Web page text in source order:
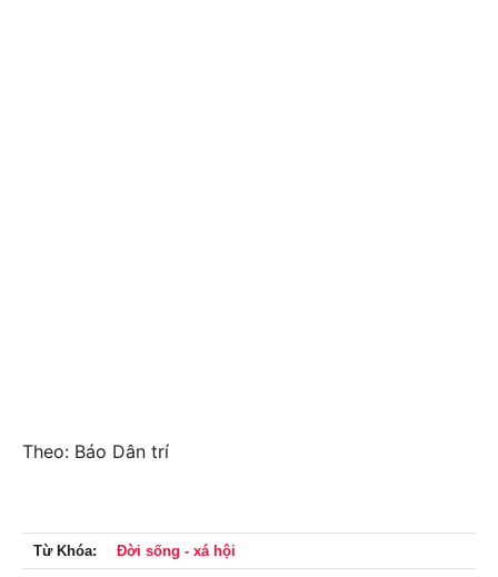
Theo: Báo Dân trí
Từ Khóa: Đời sống - xá hội